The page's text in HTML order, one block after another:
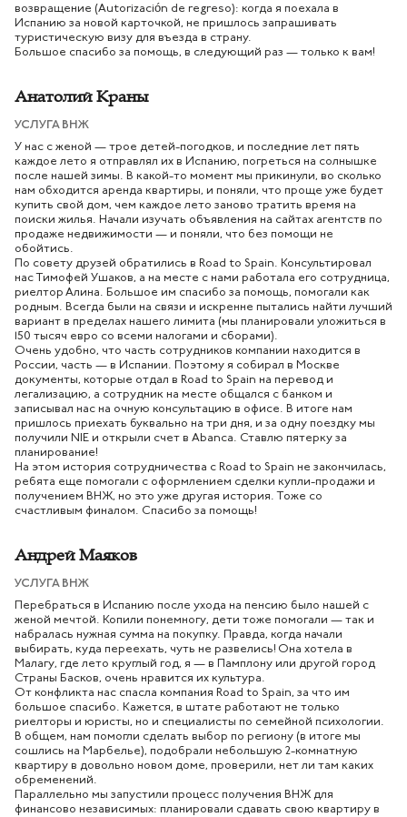
возвращение (Autorización de regreso): когда я поехала в
Испанию за новой карточкой, не пришлось запрашивать
туристическую визу для въезда в страну.
Большое спасибо за помощь, в следующий раз — только к вам!
Анатолий Краны
УСЛУГА ВНЖ
У нас с женой — трое детей-погодков, и последние лет пять
каждое лето я отправлял их в Испанию, погреться на солнышке
после нашей зимы. В какой-то момент мы прикинули, во сколько
нам обходится аренда квартиры, и поняли, что проще уже будет
купить свой дом, чем каждое лето заново тратить время на
поиски жилья. Начали изучать объявления на сайтах агентств по
продаже недвижимости — и поняли, что без помощи не
обойтись.
По совету друзей обратились в Road to Spain. Консультировал
нас Тимофей Ушаков, а на месте с нами работала его сотрудница,
риелтор Алина. Большое им спасибо за помощь, помогали как
родным. Всегда были на связи и искренне пытались найти лучший
вариант в пределах нашего лимита (мы планировали уложиться в
150 тысяч евро со всеми налогами и сборами).
Очень удобно, что часть сотрудников компании находится в
России, часть — в Испании. Поэтому я собирал в Москве
документы, которые отдал в Road to Spain на перевод и
легализацию, а сотрудник на месте общался с банком и
записывал нас на очную консультацию в офисе. В итоге нам
пришлось приехать буквально на три дня, и за одну поездку мы
получили NIE и открыли счет в Abanca. Ставлю пятерку за
планирование!
На этом история сотрудничества с Road to Spain не закончилась,
ребята еще помогали с оформлением сделки купли-продажи и
получением ВНЖ, но это уже другая история. Тоже со
счастливым финалом. Спасибо за помощь!
Андрей Маяков
УСЛУГА ВНЖ
Перебраться в Испанию после ухода на пенсию было нашей с
женой мечтой. Копили понемногу, дети тоже помогали — так и
набралась нужная сумма на покупку. Правда, когда начали
выбирать, куда переехать, чуть не развелись! Она хотела в
Малагу, где лето круглый год, я — в Памплону или другой город
Страны Басков, очень нравится их культура.
От конфликта нас спасла компания Road to Spain, за что им
большое спасибо. Кажется, в штате работают не только
риелторы и юристы, но и специалисты по семейной психологии.
В общем, нам помогли сделать выбор по региону (в итоге мы
сошлись на Марбелье), подобрали небольшую 2-комнатную
квартиру в довольно новом доме, проверили, нет ли там каких
обременений.
Параллельно мы запустили процесс получения ВНЖ для
финансово независимых: планировали сдавать свою квартиру в